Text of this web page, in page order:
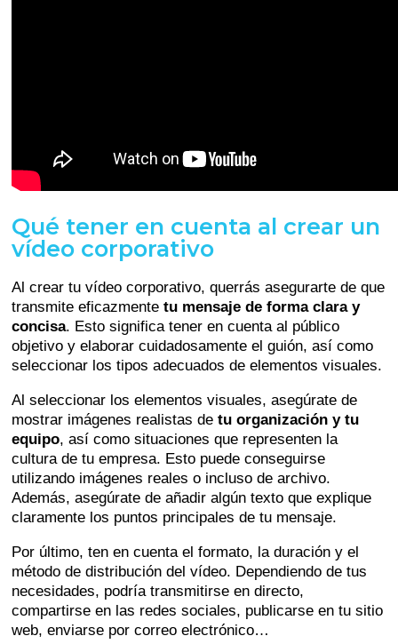
Qué tener en cuenta al crear un
vídeo corporativo
Al crear tu vídeo corporativo, querrás asegurarte de que
transmite eficazmentetu mensaje de forma clara y
concisa. Esto significa tener en cuenta al público
objetivo y elaborar cuidadosamente el guión, así como
seleccionar los tipos adecuados de elementos visuales.
Al seleccionar los elementos visuales, asegúrate de
mostrar imágenes realistas detu organización y tu
equipo, así como situaciones que representen la
cultura de tu empresa. Esto puede conseguirse
utilizando imágenes reales o incluso de archivo.
Además, asegúrate de añadir algún texto que explique
claramente los puntos principales de tu mensaje.
Por último, ten en cuenta el formato, la duración y el
método de distribución del vídeo. Dependiendo de tus
necesidades, podría transmitirse en directo,
compartirse en las redes sociales, publicarse en tu sitio
web, enviarse por correo electrónico…